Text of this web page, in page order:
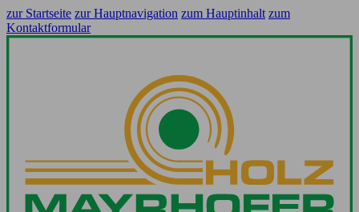
zur Startseite zur Hauptnavigation zum Hauptinhalt zum
Kontaktformular